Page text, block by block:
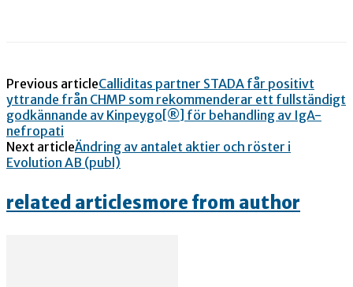
Previous articleCalliditas partner STADA får positivt
yttrande från CHMP som rekommenderar ett fullständigt
godkännande av Kinpeygo[®] för behandling av IgA-
nefropati
Next articleÄndring av antalet aktier och röster i
Evolution AB (publ)
related articlesmore from author